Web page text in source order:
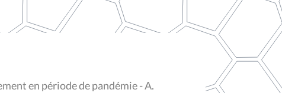
en période de pandémie - A.